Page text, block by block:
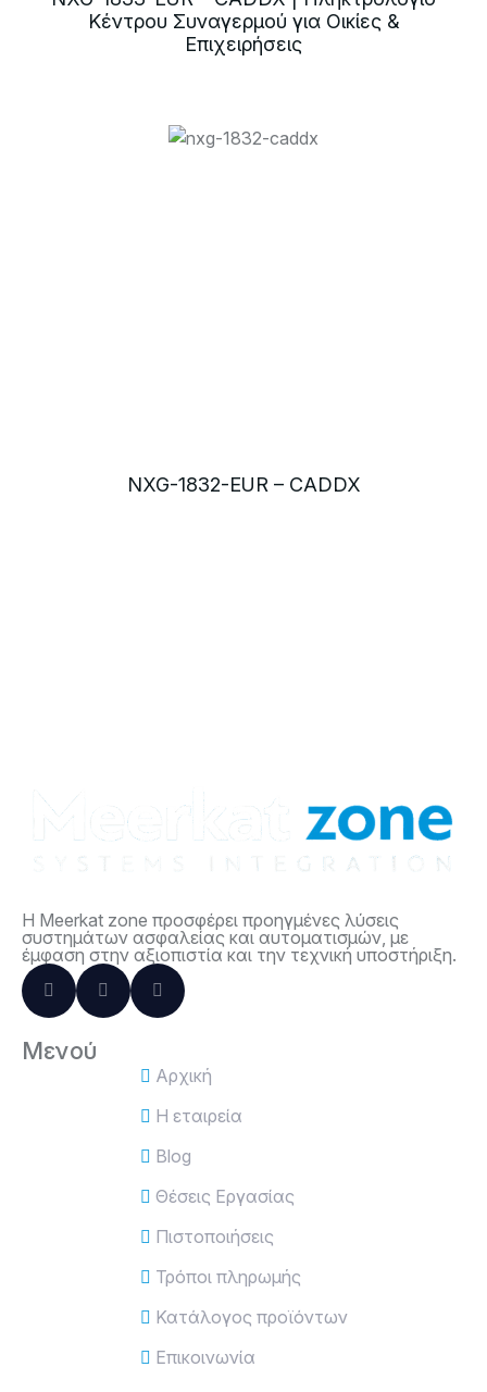
Κέντρου Συναγερμού για Οικίες &
Επιχειρήσεις
NXG-1832-EUR – CADDX
Η Meerkat zone προσφέρει προηγμένες λύσεις
συστημάτων ασφαλείας και αυτοματισμών, με
έμφαση στην αξιοπιστία και την τεχνική υποστήριξη.
Μενού
Αρχική
Η εταιρεία
Blog
Θέσεις Εργασίας
Πιστοποιήσεις
Τρόποι πληρωμής
Κατάλογος προϊόντων
Επικοινωνία